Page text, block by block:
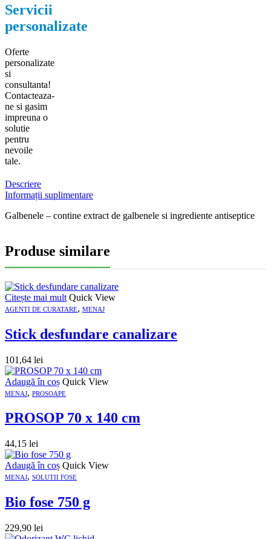
Servicii
personalizate
Oferte
personalizate
si
consultanta!
Contacteaza-
ne si gasim
impreuna o
solutie
pentru
nevoile
tale.
Descriere
Informații suplimentare
Galbenele – contine extract de galbenele si ingrediente antiseptice
Produse similare
Citește mai mult Quick View
AGENTI DE CURATARE, MENAJ
Stick desfundare canalizare
101,64 lei
Adaugă în coș Quick View
MENAJ, PROSOAPE
PROSOP 70 x 140 cm
44,15 lei
Adaugă în coș Quick View
MENAJ, SOLUTII FOSE
Bio fose 750 g
229,90 lei